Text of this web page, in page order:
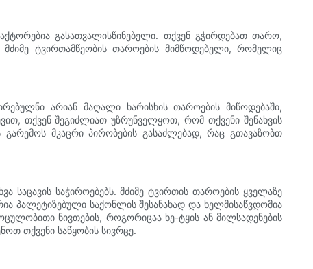
გასათვალისწინებელი. თქვენ გჭირდებათ თარო,
ტვირთამწეობის თაროების მიმწოდებელი, რომელიც
არიან მაღალი ხარისხის თაროების მიწოდებაში,
თქვენ შეგიძლიათ უზრუნველყოთ, რომ თქვენი შენახვის
მკაცრი პირობების გასაძლებად, რაც გთავაზობთ
საჭიროებებს. მძიმე ტვირთის თაროების ყველაზე
პალეტიზებული საქონლის შესანახად და ხელმისაწვდომია
ნივთების, როგორიცაა ხე-ტყის ან მილსადენების
თქვენი საწყობის სივრცე.